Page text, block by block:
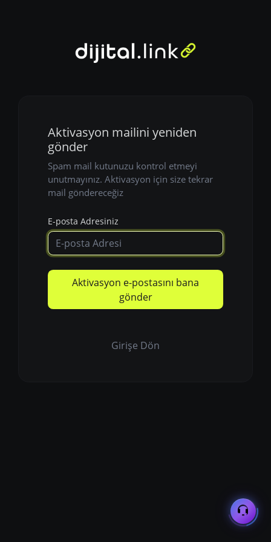
Aktivasyon mailini yeniden
gönder
Spam mail kutunuzu kontrol etmeyi
unutmayınız. Aktivasyon için size tekrar
mail göndereceğiz
E-posta Adresiniz
Aktivasyon e-postasını bana
gönder
Girişe Dön